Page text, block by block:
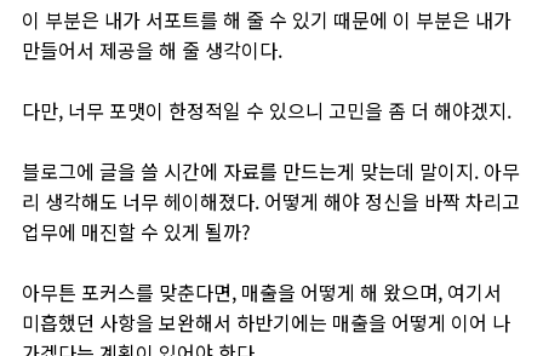
이 부분은 내가 서포트를 해 줄 수 있기 때문에 이 부분은 내가
만들어서 제공을 해 줄 생각이다.
다만, 너무 포맷이 한정적일 수 있으니 고민을 좀 더 해야겠지.
블로그에 글을 쓸 시간에 자료를 만드는게 맞는데 말이지. 아무
리 생각해도 너무 헤이해졌다. 어떻게 해야 정신을 바짝 차리고
업무에 매진할 수 있게 될까?
아무튼 포커스를 맞춘다면, 매출을 어떻게 해 왔으며, 여기서
미흡했던 사항을 보완해서 하반기에는 매출을 어떻게 이어 나